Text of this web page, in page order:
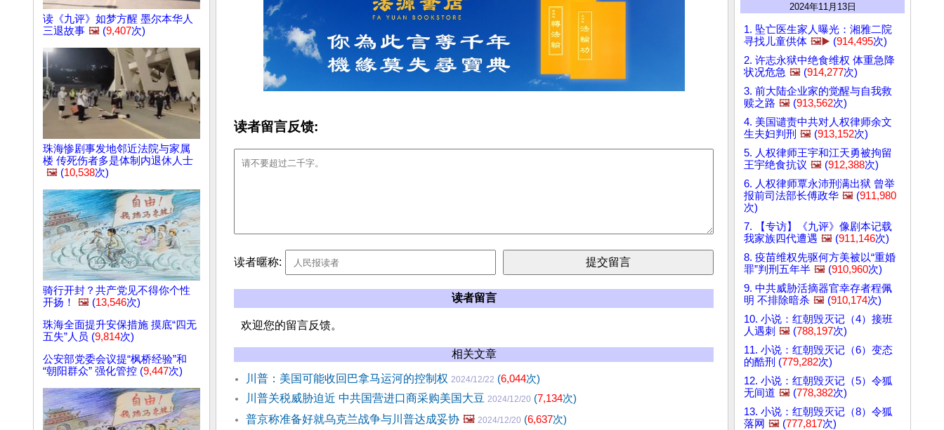
读《九评》如梦方醒 墨尔本华人
三退故事 🖼️ (9,407次)
珠海惨剧事发地邻近法院与家属
楼 传死伤者多是体制内退休人士
🖼️ (10,538次)
骑行开封？共产党见不得你个性
开扬！
🖼️ (13,546次)
珠海全面提升安保措施 摸底“四无
五失”人员 (9,814次)
公安部党委会议提“枫桥经验”和
“朝阳群众” 强化管控 (9,447次)
读者留言反馈:
读者暱称:
读者留言
欢迎您的留言反馈。
相关文章
川普：美国可能收回巴拿马运河的控制权 2024/12/22 (6,044次)
川普关税威胁迫近 中共国营进口商采购美国大豆 2024/12/20 (7,134次)
普京称准备好就乌克兰战争与川普达成妥协 🖼️ 2024/12/20 (6,637次)
2024年11月13日
1. 坠亡医生家人曝光：湘雅二院
寻找儿童供体 🖼️▶️ (914,495次)
2. 许志永狱中绝食维权 体重急降
状况危急 🖼️ (914,277次)
3. 前大陆企业家的觉醒与自我救
赎之路 🖼️ (913,562次)
4. 美国谴责中共对人权律师余文
生夫妇判刑 🖼️ (913,152次)
5. 人权律师王宇和江天勇被拘留
王宇绝食抗议 🖼️ (912,388次)
6. 人权律师覃永沛刑满出狱 曾举
报前司法部长傅政华 🖼️ (911,980
次)
7. 【专访】《九评》像剧本记载
我家族四代遭遇 🖼️ (911,146次)
8. 疫苗维权先驱何方美被以“重婚
罪”判刑五年半 🖼️ (910,960次)
9. 中共威胁活摘器官幸存者程佩
明 不排除暗杀 🖼️ (910,174次)
10. 小说：红朝毁灭记（4）接班
人遇刺 🖼️ (788,197次)
11. 小说：红朝毁灭记（6）变态
的酷刑 (779,282次)
12. 小说：红朝毁灭记（5）令狐
无间道 🖼️ (778,382次)
13. 小说：红朝毁灭记（8）令狐
落网 🖼️ (777,817次)